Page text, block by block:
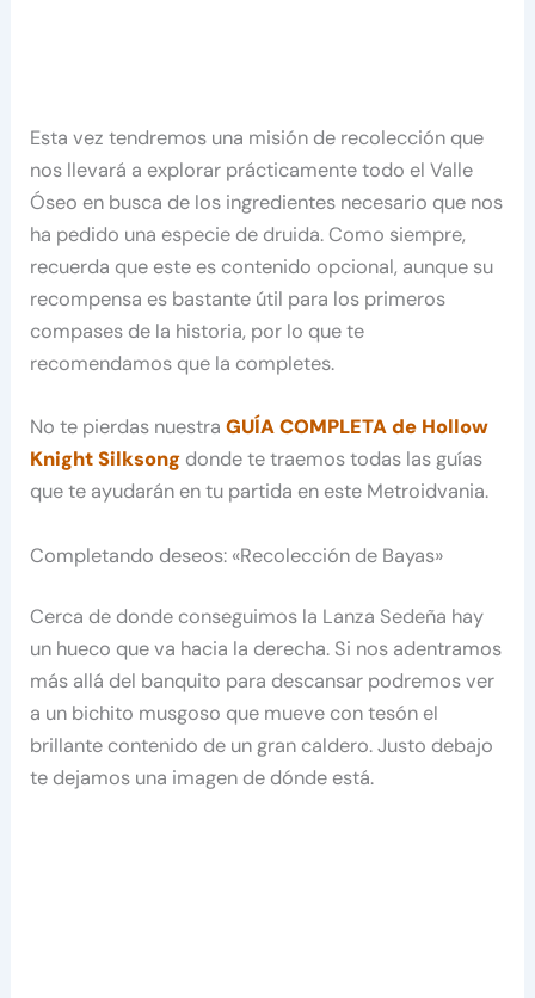
Esta vez tendremos una misión de recolección que
nos llevará a explorar prácticamente todo el Valle
Óseo en busca de los ingredientes necesario que nos
ha pedido una especie de druida. Como siempre,
recuerda que este es contenido opcional, aunque su
recompensa es bastante útil para los primeros
compases de la historia, por lo que te
recomendamos que la completes.
No te pierdas nuestraGUÍA COMPLETA de Hollow
Knight Silksong donde te traemos todas las guías
que te ayudarán en tu partida en este Metroidvania.
Completando deseos: «Recolección de Bayas»
Cerca de donde conseguimos la Lanza Sedeña hay
un hueco que va hacia la derecha. Si nos adentramos
más allá del banquito para descansar podremos ver
a un bichito musgoso que mueve con tesón el
brillante contenido de un gran caldero. Justo debajo
te dejamos una imagen de dónde está.